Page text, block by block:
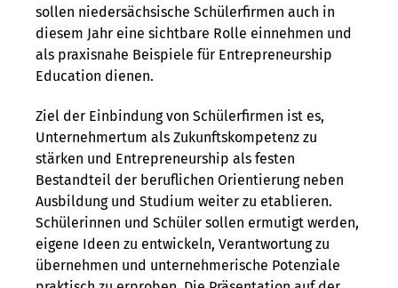
sollen niedersächsische Schülerfirmen auch in
diesem Jahr eine sichtbare Rolle einnehmen und
als praxisnahe Beispiele für Entrepreneurship
Education dienen.
Ziel der Einbindung von Schülerfirmen ist es,
Unternehmertum als Zukunftskompetenz zu
stärken und Entrepreneurship als festen
Bestandteil der beruflichen Orientierung neben
Ausbildung und Studium weiter zu etablieren.
Schülerinnen und Schüler sollen ermutigt werden,
eigene Ideen zu entwickeln, Verantwortung zu
übernehmen und unternehmerische Potenziale